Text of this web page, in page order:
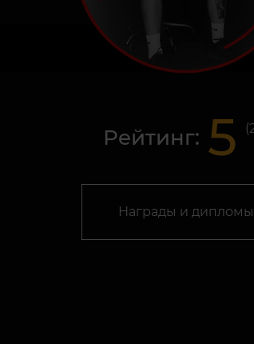
Рейтинг: 5 (
Награды и дипломы